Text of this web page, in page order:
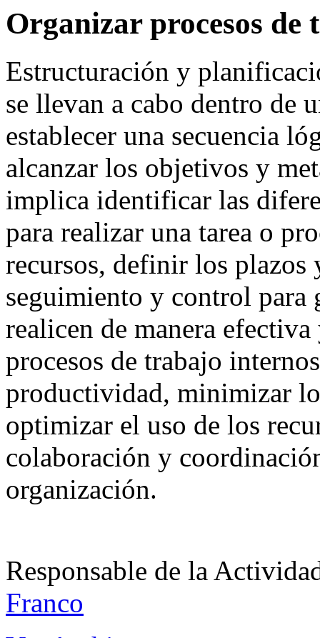
Organizar procesos
Estructuración y
se llevan a cabo dentro de
establecer una secuencia
alcanzar los objetivos y
implica identificar las
para realizar una tarea o
recursos, definir los plazos
seguimiento y control para
realicen de manera
procesos de trabajo
productividad, minimizar
optimizar el uso de los
colaboración y
organización.
Responsable de la
Franco